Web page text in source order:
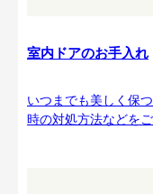
室内ドアのお手入れ
いつまでも美しく保
時の対処方法などをご